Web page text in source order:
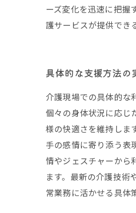
ーズ変化を迅速に把握
護サービスが提供でき
具体的な支援方法の
介護現場での具体的な
個々の身体状況に応じ
様の快適さを維持しま
手の感情に寄り添う表
情やジェスチャーから
ます。最新の介護技術
常業務に活かせる具体